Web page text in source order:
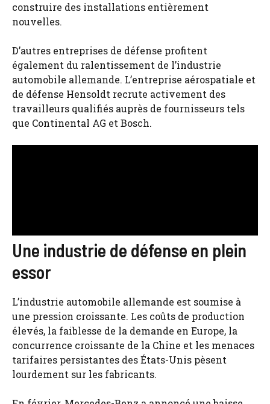
construire des installations entièrement
nouvelles.
D’autres entreprises de défense profitent
également du ralentissement de l’industrie
automobile allemande. L’entreprise aérospatiale et
de défense Hensoldt recrute activement des
travailleurs qualifiés auprès de fournisseurs tels
que Continental AG et Bosch.
Une industrie de défense en plein
essor
L’industrie automobile allemande est soumise à
une pression croissante. Les coûts de production
élevés, la faiblesse de la demande en Europe, la
concurrence croissante de la Chine et les menaces
tarifaires persistantes des États-Unis pèsent
lourdement sur les fabricants.